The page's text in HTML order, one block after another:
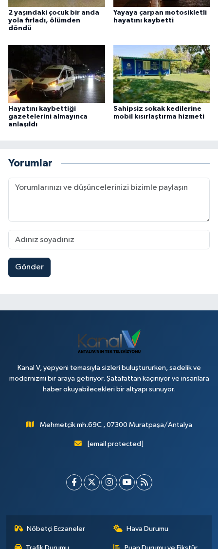
2 yaşındaki çocuk bir anda
yola fırladı, ölümden
döndü
Yayaya çarpan motosikletli
hayatını kaybetti
Hayatını kaybettiği
gazetelerini almayınca
anlaşıldı
Sahipsiz sokak kedilerine
mobil kısırlaştırma hizmeti
Yorumlar
Gönder
Kanal V, yepyeni temasıyla sizleri buluştururken, sadelik ve
modernizmi bir araya getiriyor. Şatafattan kaçınıyor ve insanlara
haber okuyabilecekleri bir altyapı sunuyor.
Mehmetçik mh.69C , 07300 Muratpaşa/Antalya
[email protected]
Nöbetçi Eczaneler Hava Durumu